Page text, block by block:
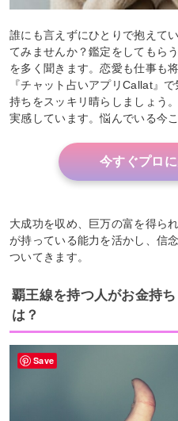
誰にも言えずにひとりで抱えて
てみませんか？鑑定をしてもら
を多く聞きます。恋愛も仕事も
『チャット占いアプリCallat』
持ちをスッキリ晴らしましょう
実感しています。悩んでいる今
今すぐプロ
大成功を収め、巨万の富を得ら
が持っている能力を活かし、信
ついてきます。
覇王線を持つ人がお金持
は？
Save